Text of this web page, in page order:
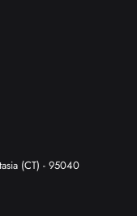
(CT) - 95040